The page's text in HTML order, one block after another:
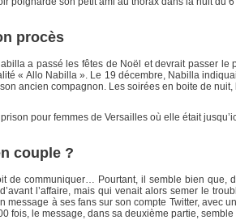
procès
a passé les fêtes de Noël et devrait passer
« Allo Nabilla ». Le 19 décembre, Nabilla
ancien compagnon. Les soirées en boite de
pour femmes de Versailles où elle était
couple ?
de communiquer… Pourtant, il semble bien
l’affaire, mais qui venait alors semer le
message à ses fans sur son compte Twitter, avec
fois, le message, dans sa deuxième partie,